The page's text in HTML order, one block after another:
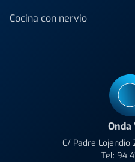
Cocina con nervio
Onda
C/ Padre Lojendio
Tel: 94